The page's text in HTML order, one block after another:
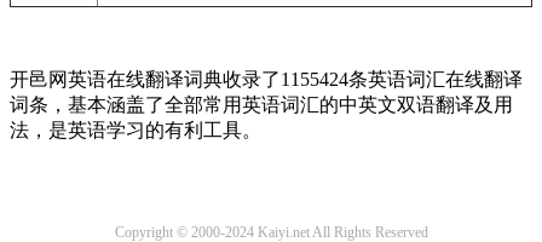
开邑网英语在线翻译词典收录了1155424条英语词汇在线翻译
词条，基本涵盖了全部常用英语词汇的中英文双语翻译及用
法，是英语学习的有利工具。
Copyright © 2000-2024 Kaiyi.net All Rights Reserved